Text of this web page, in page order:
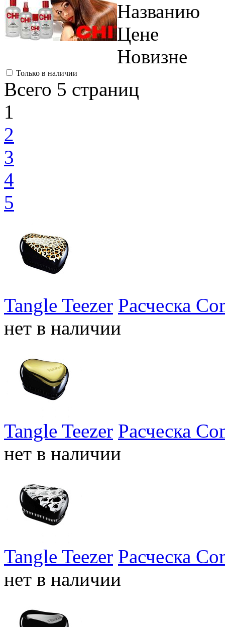
Названию
Цене
Новизне
Только в наличии
Всего 5 страниц
1
2
3
4
5
Tangle Teezer Расческа
нет в наличии
Tangle Teezer Расческа
нет в наличии
Tangle Teezer Расческа
нет в наличии